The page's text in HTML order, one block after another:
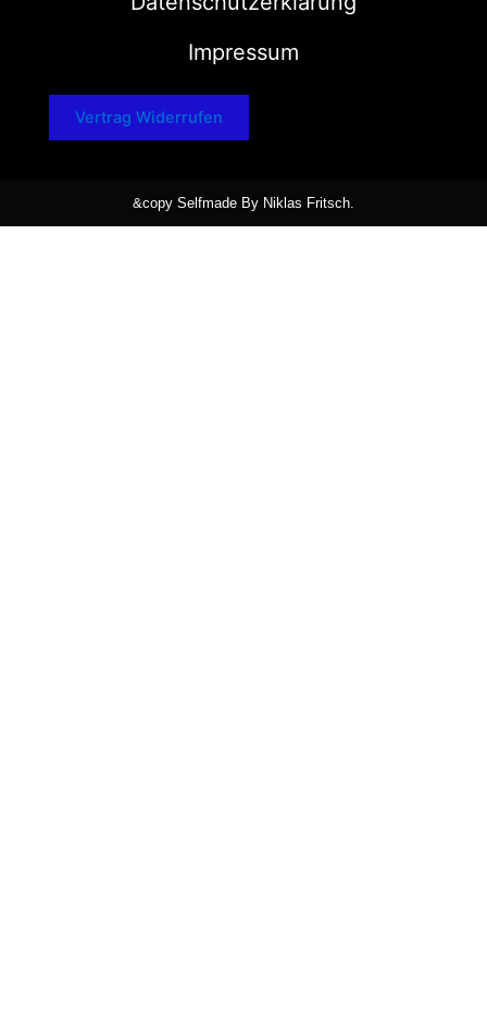
Impressum
Vertrag Widerrufen
&copy Selfmade By Niklas Fritsch.